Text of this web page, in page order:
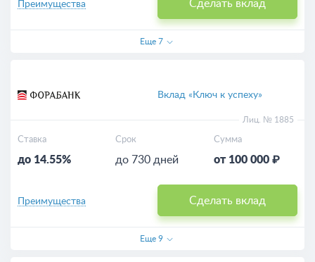
Сделать вклад
Преимущества
Еще 7
Вклад «Ключ к успеху»
Лиц. № 1885
Ставка
до 14.55%
Срок
до 730 дней
Сумма
от 100 000 ₽
Сделать вклад
Преимущества
Еще 9